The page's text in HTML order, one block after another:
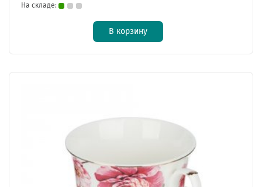
На складе:
В корзину